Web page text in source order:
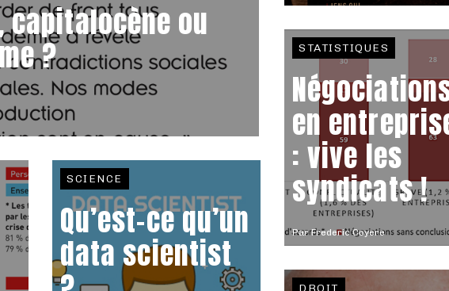
capitalocène ou
?
ParFrederic Coyere
STATISTIQUES
en
: vive les
syndicats !
SCIENCE
Qu’est-ce qu’un
data scientist
DROIT